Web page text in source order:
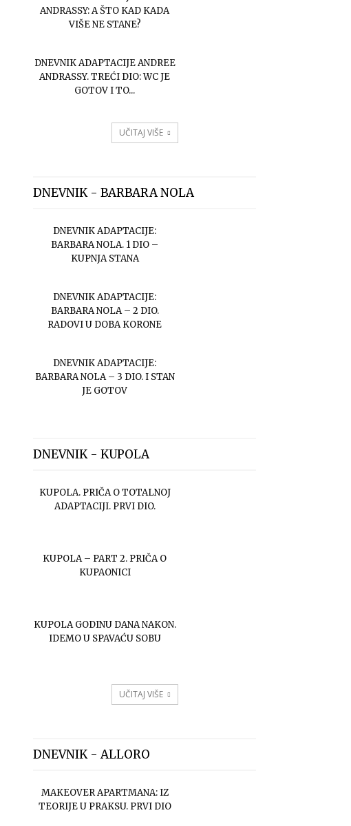
ANDRASSY: A ŠTO KAD KADA
VIŠE NE STANE?
DNEVNIK ADAPTACIJE ANDREE
ANDRASSY. TREĆI DIO: WC JE
GOTOV I TO...
UČITAJ VIŠE
DNEVNIK - BARBARA NOLA
DNEVNIK ADAPTACIJE:
BARBARA NOLA. 1 DIO –
KUPNJA STANA
DNEVNIK ADAPTACIJE:
BARBARA NOLA – 2 DIO.
RADOVI U DOBA KORONE
DNEVNIK ADAPTACIJE:
BARBARA NOLA – 3 DIO. I STAN
JE GOTOV
DNEVNIK - KUPOLA
KUPOLA. PRIČA O TOTALNOJ
ADAPTACIJI. PRVI DIO.
KUPOLA – PART 2. PRIČA O
KUPAONICI
KUPOLA GODINU DANA NAKON.
IDEMO U SPAVAĆU SOBU
UČITAJ VIŠE
DNEVNIK - ALLORO
MAKEOVER APARTMANA: IZ
TEORIJE U PRAKSU. PRVI DIO